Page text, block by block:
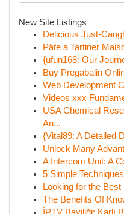
New Site Listings
Delicious Just-
Pâte à Tartiner
{ufun168: Our
Buy Pregabalin
Web Development
Videos xxx
USA Chemical
An...
{Vital89: A Detailed
Unlock Many
A Intercom Unit: A
5 Simple
Looking for the
The Benefits Of